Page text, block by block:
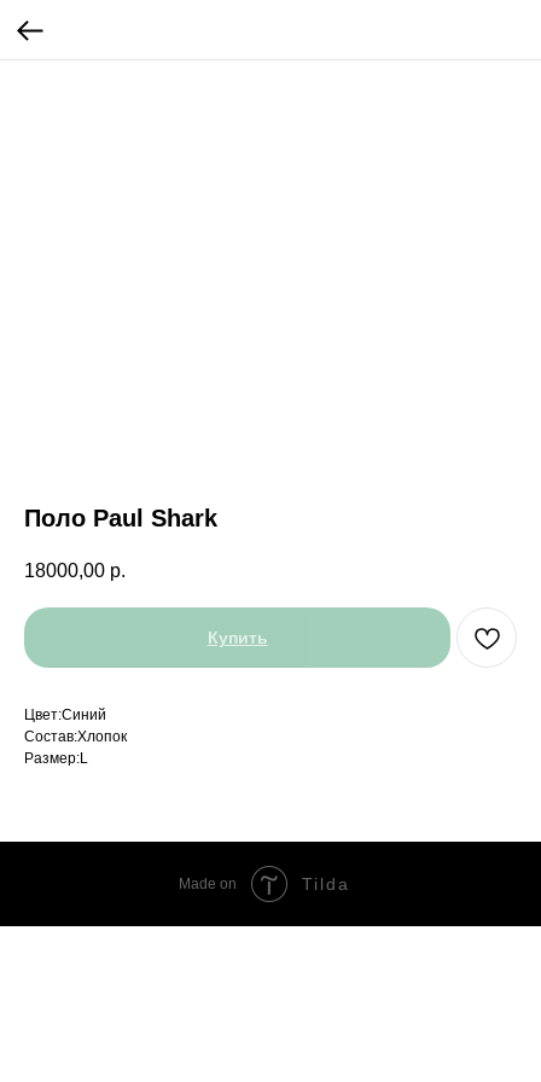
Поло Paul Shark
18000,00 р.
Купить
Цвет:Синий
Состав:Хлопок
Размер:L
Made on Tilda